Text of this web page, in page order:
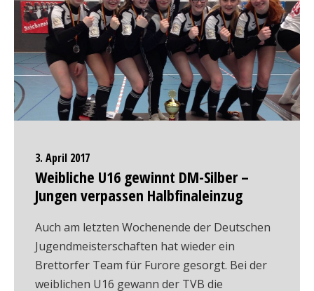
3. April 2017
Weibliche U16 gewinnt DM-Silber –
Jungen verpassen Halbfinaleinzug
Auch am letzten Wochenende der Deutschen
Jugendmeisterschaften hat wieder ein
Brettorfer Team für Furore gesorgt. Bei der
weiblichen U16 gewann der TVB die